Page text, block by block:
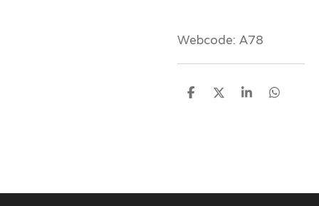
Webcode: A78
D
D
S
D